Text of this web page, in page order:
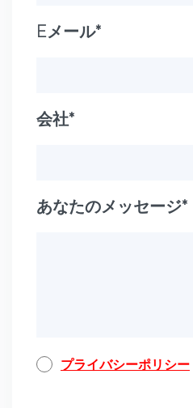
Eメール*
会社*
あなたのメッセージ*
プライバシーポリシー